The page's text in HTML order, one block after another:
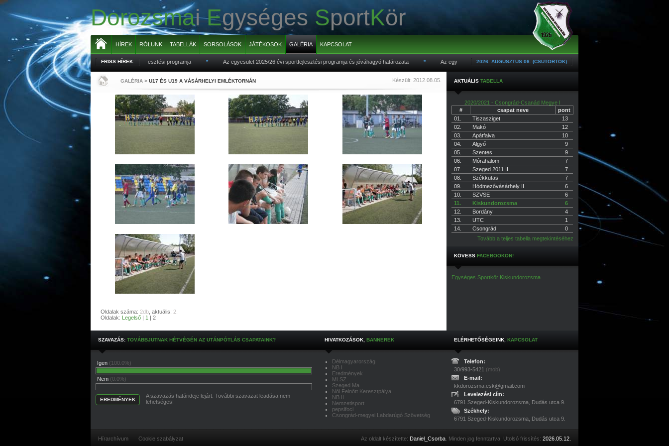
DorozsmaiEgységesSportKör
HÍREK RÓLUNK TABELLÁK SORSOLÁSOK JÁTÉKOSOK GALÉRIA KAPCSOLAT
FRISS HÍREK:
Az Egyesület 206-2027 évi sportfejlesztési programja Az egyesület 2025/26 évi sportfejlesztési programja és jóváhagyó határozata Az egyesület 2024/25-ös ingatlanfejlesztési programja (Fedett kerékpártároló építés)
2026. AUGUSZTUS 06. (CSÜTÖRTÖK)
GALÉRIA > U17 ÉS U19 A VÁSÁRHELYI EMLÉKTORNÁN Készült: 2012.08.05.
Oldalak száma: 2db , aktuális: 2.
Oldalak: Legelső | 1 | 2
AKTUÁLIS TABELLA
2020/2021 - Csongrád-Csanád Megye I
#
csapat neve
pont
01.
Tiszasziget
13
02.
Makó
12
03.
Apátfalva
10
04.
Algyő
9
05.
Szentes
9
06.
Mórahalom
7
07.
Szeged 2011 II
7
08.
Székkutas
7
09.
Hódmezővásárhely II
6
10.
SZVSE
6
11.
Kiskundorozsma
6
12.
Bordány
4
13.
UTC
1
14.
Csongrád
0
Tovább a teljes tabella megtekintéséhez
KÖVESS FACEBOOKON!
Egységes Sportkör Kiskundorozsma
SZAVAZÁS: TOVÁBBJUTNAK HÉTVÉGÉN AZ UTÁNPÓTLÁS CSAPATAINK?
Igen (100.0%)
Nem (0.0%)
EREDMÉNYEK
A szavazás határideje lejárt. További szavazat leadása nem
lehetséges!
HIVATKOZÁSOK, BANNEREK
Délmagyarország
NB I
Eredmények
MLSZ
Szeged Ma
Női Felnőtt Keresztpálya
NB II
Nemzetisport
pepsifoci
Csongrád-megyei Labdarúgó Szövetség
ELÉRHETŐSÉGEINK, KAPCSOLAT
Telefon:
30/993­-5421 (mob)
E-mail:
kkdorozsma.esk@gmail.com
Levelezési cím:
6791 Szeged-Kiskundorozsma, Dudás utca 9.
Székhely:
6791 Szeged-Kiskundorozsma, Dudás utca 9.
Hírarchívum Cookie szabályzat Az oldalt készítette: Daniel_Csorba . Minden jog fenntartva. Utolsó frissítés: 2026.05.12.